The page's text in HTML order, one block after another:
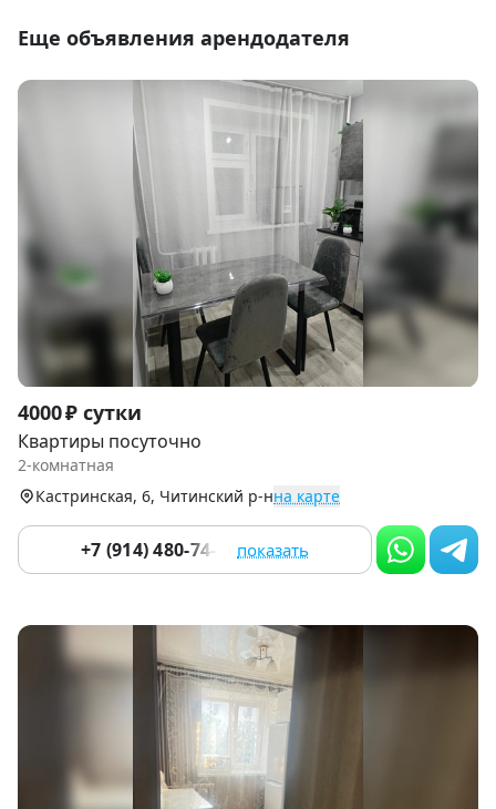
Еще объявления арендодателя
Item
1
of
9
4000 ₽ сутки
Квартиры посуточно
2-комнатная
Кастринская, 6, Читинский р-нна карте
+7 (914) 480-74-76 показать